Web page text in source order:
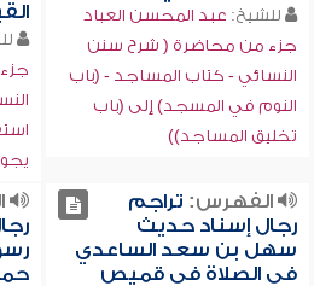
للشيخ: عبد المحسن العباد
جزء من محاضرة ( شرح سنن
النسائي - كتاب المساجد - (باب
النوم في المسجد) إلى (باب
تخليق المساجد))
الفهرس: تراجم
رجال إسناد حديث
سهل بن سعد الساعدي
في الصلاة في قميص